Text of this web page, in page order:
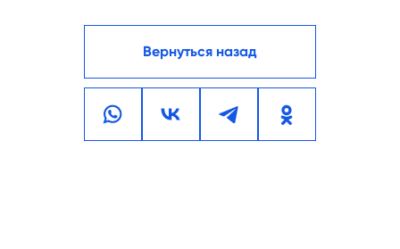
Вернуться назад